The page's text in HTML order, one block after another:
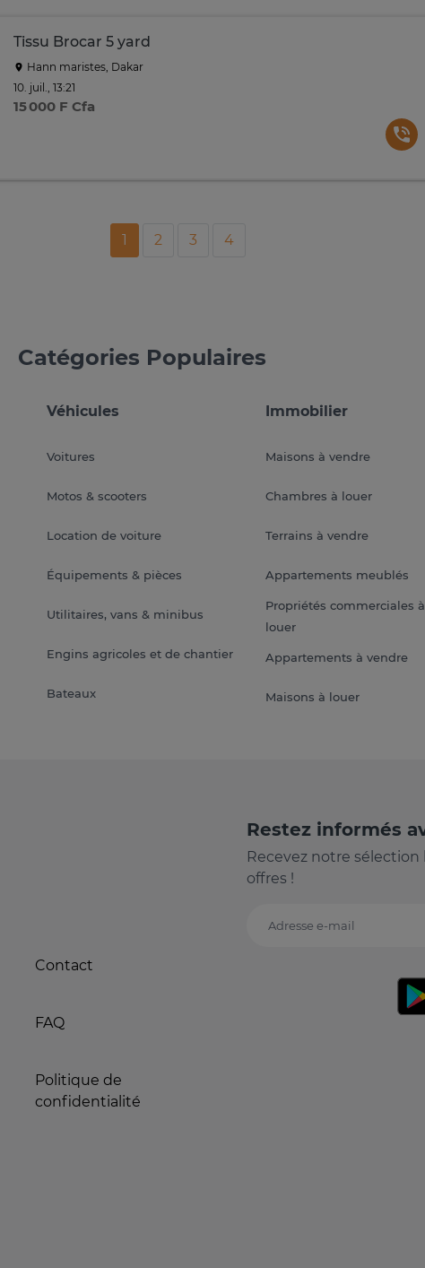
Tissu Brocar 5 yard
Hann maristes, Dakar
10. juil., 13:21
15 000 F Cfa
1 2 3 4
Catégories Populaires
Véhicules
Voitures
Motos & scooters
Location de voiture
Équipements & pièces
Utilitaires, vans & minibus
Engins agricoles et de chantier
Bateaux
Immobilier
Maisons à vendre
Chambres à louer
Terrains à vendre
Appartements meublés
Propriétés commerciales à
louer
Appartements à vendre
Maisons à louer
Contact
FAQ
Politique de
confidentialité
Restez informés
Recevez notre
offres !
Adresse e-mail